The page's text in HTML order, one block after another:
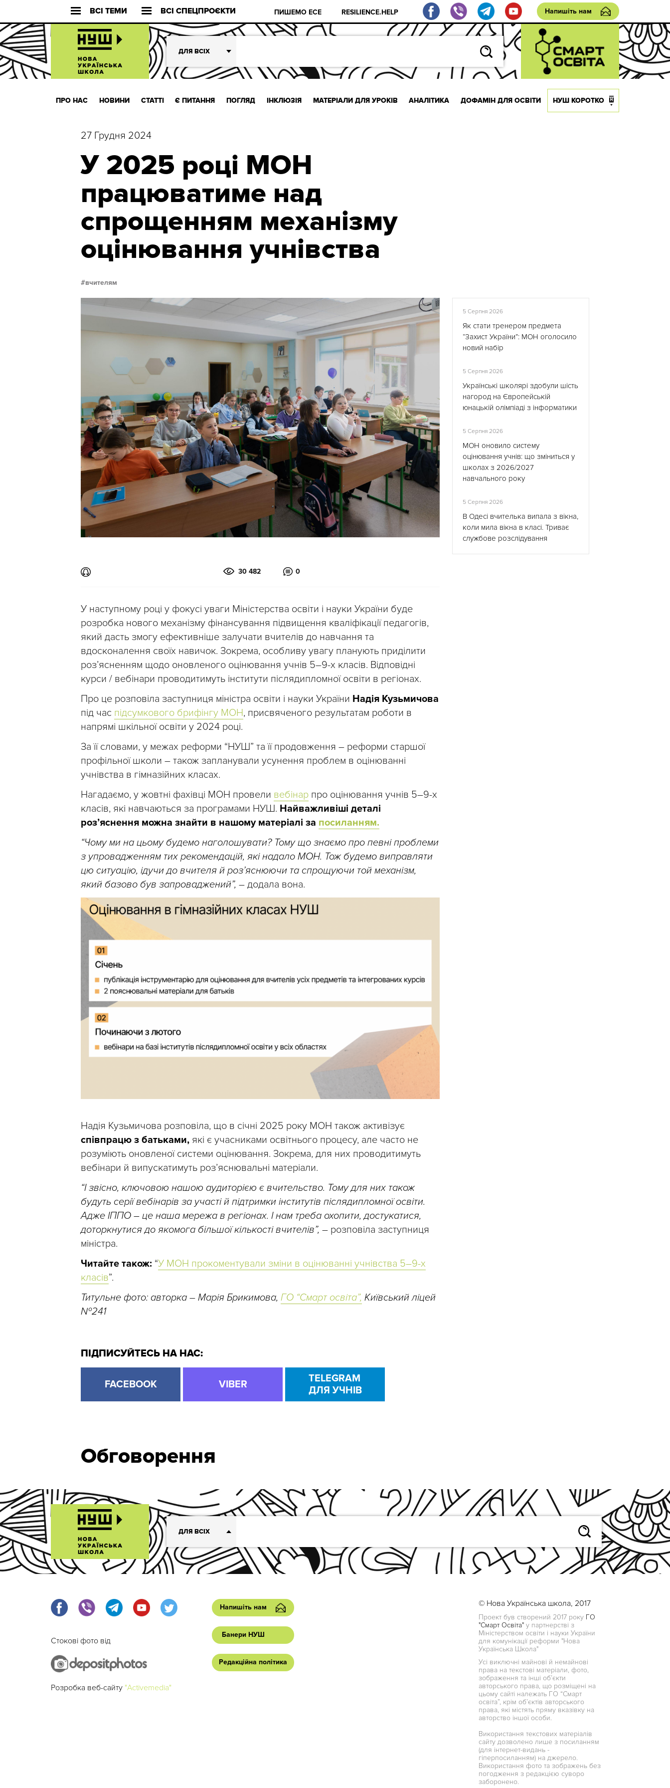
ВСІ ТЕМИ ВСІ СПЕЦПРОЄКТИ ПИШЕМО ЕСЕ RESILIENCE.HELP Напишіть нам
ДЛЯ ВСІХ
ПРО НАС НОВИНИ СТАТТІ Є ПИТАННЯ ПОГЛЯД ІНКЛЮЗІЯ МАТЕРІАЛИ ДЛЯ УРОКІВ АНАЛІТИКА ДОФАМІН ДЛЯ ОСВІТИ НУШ КОРОТКО
27 Грудня 2024
У 2025 році МОН
працюватиме над
спрощенням механізму
оцінювання учнівства
вчителям
30 482 0
У наступному році у фокусі уваги Міністерства освіти і науки України буде
розробка нового механізму фінансування підвищення кваліфікації педагогів,
який дасть змогу ефективніше залучати вчителів до навчання та
вдосконалення своїх навичок. Зокрема, особливу увагу планують приділити
роз’ясненням щодо оновленого оцінювання учнів 5–9-х класів. Відповідні
курси / вебінари проводитимуть інститути післядипломної освіти в регіонах.
Про це розповіла заступниця міністра освіти і науки України Надія Кузьмичова
під час підсумкового брифінгу МОН, присвяченого результатам роботи в
напрямі шкільної освіти у 2024 році.
За її словами, у межах реформи “НУШ” та її продовження – реформи старшої
профільної школи – також запланували усунення проблем в оцінюванні
учнівства в гімназійних класах.
Нагадаємо, у жовтні фахівці МОН провели вебінар про оцінювання учнів 5–9-х
класів, які навчаються за програмами НУШ. Найважливіші деталі
роз’яснення можна знайти в нашому матеріалі за посиланням.
“Чому ми на цьому будемо наголошувати? Тому що знаємо про певні проблеми
з упровадженням тих рекомендацій, які надало МОН. Тож будемо виправляти
цю ситуацію, ідучи до вчителя й роз’яснюючи та спрощуючи той механізм,
який базово був запроваджений”, – додала вона.
Надія Кузьмичова розповіла, що в січні 2025 року МОН також активізує
співпрацю з батьками, які є учасниками освітнього процесу, але часто не
розуміють оновленої системи оцінювання. Зокрема, для них проводитимуть
вебінари й випускатимуть роз’яснювальні матеріали.
“І звісно, ключовою нашою аудиторією є вчительство. Тому для них також
будуть серії вебінарів за участі й підтримки інститутів післядипломної освіти.
Адже ІППО – це наша мережа в регіонах. І нам треба охопити, достукатися,
доторкнутися до якомога більшої кількості вчителів”, – розповіла заступниця
міністра.
Читайте також: “У МОН прокоментували зміни в оцінюванні учнівства 5–9-х
класів”.
Титульне фото: авторка – Марія Брикимова, ГО “Смарт освіта”, Київський ліцей
№241
ПІДПИСУЙТЕСЬ НА НАС:
FACEBOOK VIBER
TELEGRAM
ДЛЯ УЧНІВ
5 Серпня 2026
Як стати тренером предмета
“Захист України”: МОН оголосило
новий набір
5 Серпня 2026
Українські школярі здобули шість
нагород на Європейській
юнацькій олімпіаді з інформатики
5 Серпня 2026
МОН оновило систему
оцінювання учнів: що зміниться у
школах з 2026/2027
навчального року
5 Серпня 2026
В Одесі вчителька випала з вікна,
коли мила вікна в класі. Триває
службове розслідування
Обговорення
ДЛЯ ВСІХ
Стокові фото від
Розробка веб-сайту "Activemedia"
Напишіть нам
Банери НУШ
Редакційна політика
© Нова Українська школа, 2017
Проект був створений 2017 року ГО
"Смарт Освіта" у партнерстві з
Міністерством освіти і науки України
для комунікації реформи "Нова
Українська Школа"
Усі виключні майнові й немайнові
права на текстові матеріали, фото,
зображення та інші об’єкти
авторського права, що розміщені на
цьому сайті належать ГО “Смарт
освіта”, крім об’єктів авторського
права, які містять пряму вказівку на
авторство іншої особи.
Використання текстових матеріалів
сайту дозволено лише з посиланням
(для інтернет-видань -
гіперпосиланням) на джерело.
Використання фото та зображень без
погодження з редакцією суворо
заборонено.